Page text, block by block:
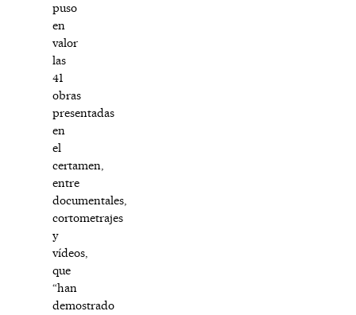
puso
en
valor
las
41
obras
presentadas
en
el
certamen,
entre
documentales,
cortometrajes
y
vídeos,
que
“han
demostrado